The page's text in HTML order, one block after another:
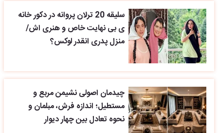
سلیقه 20 ترلان پروانه در دکور خانه
ی بی نهایت خاص و هنری اش/
منزل پدری انقدر لوکس؟
چیدمان اصولی نشیمن مربع و
مستطیل؛ اندازه فرش، مبلمان و
نحوه تعادل بین چهار دیوار